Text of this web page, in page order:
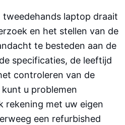
tweedehands laptop draait
en het stellen van de
te besteden aan de
specificaties, de leeftijd
controleren van de
u problemen
rekening met uw eigen
een refurbished